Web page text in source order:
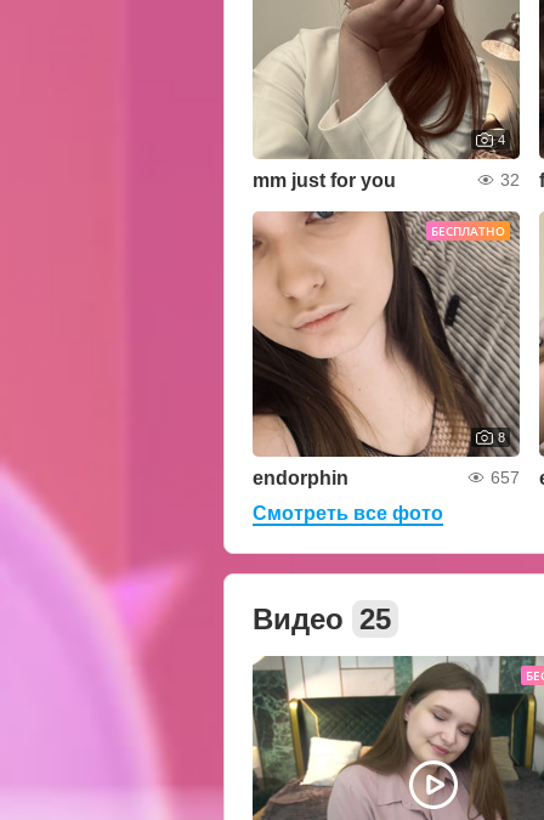
4
mm just for you 32
БЕСПЛАТНО
8
endorphin 657
Смотреть все фото
Видео 25